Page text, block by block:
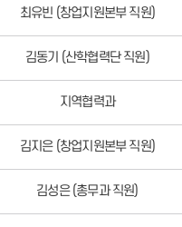
최유빈 (창업지원본부 직원)
김동기 (산학협력단 직원)
지역협력과
김지은 (창업지원본부 직원)
김성은 (총무과 직원)